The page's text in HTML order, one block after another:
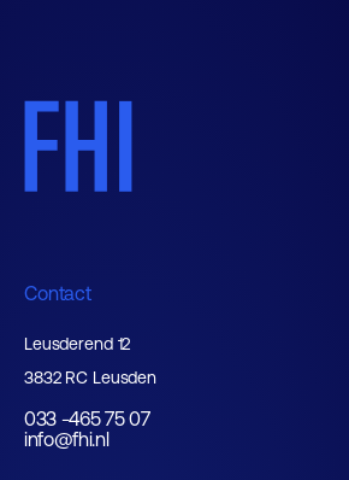
Contact
Leusderend 12
3832 RC Leusden
033 -465 75 07
info@fhi.nl